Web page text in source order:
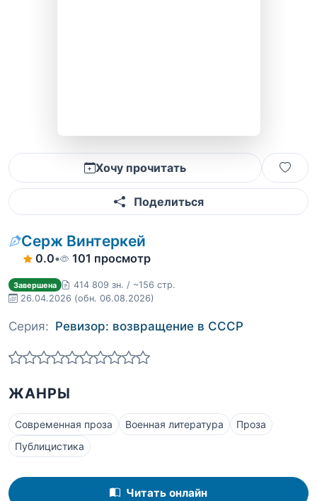
Хочу прочитать
Поделиться
Серж Винтеркей
0.0• 101 просмотр
Завершена
414 809 зн. / ~156 стр.
26.04.2026 (обн. 06.08.2026)
Серия: Ревизор: возвращение в СССР
ЖАНРЫ
Современная проза Военная литература
Проза
Публицистика
Читать онлайн